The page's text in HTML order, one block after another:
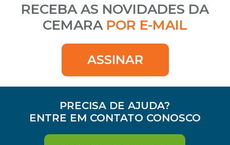
RECEBA AS NOVIDADES DA
CEMARA POR E-MAIL
ASSINAR
PRECISA DE AJUDA?
ENTRE EM CONTATO CONOSCO